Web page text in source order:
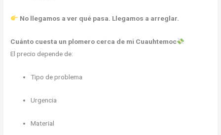
No llegamos a ver qué pasa. Llegamos a arreglar.
Cuánto cuesta un plomero cerca de mi Cuauhtemoc
El precio depende de:
Tipo de problema
Urgencia
Material